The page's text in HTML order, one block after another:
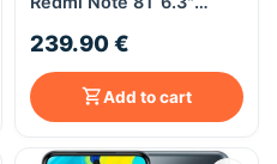
239.90 €
Add to cart